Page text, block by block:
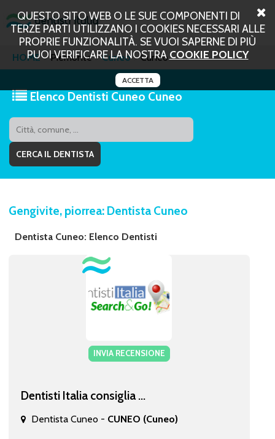
QUESTO SITO WEB O LE SUE COMPONENTI DI
TERZE PARTI UTILIZZANO I COOKIES NECESSARI ALLE
PROPRIE FUNZIONALITÀ. SE VUOI SAPERNE DI PIÙ
PUOI VERIFICARE LA NOSTRACOOKIE POLICY
ACCETTA
HOME Piemonte Cuneo Cuneo
Elenco Dentisti Cuneo Cuneo
Gengivite, piorrea: Dentista Cuneo
Dentista Cuneo: Elenco Dentisti
INVIA RECENSIONE
Dentisti Italia consiglia ...
Dentista Cuneo - CUNEO (Cuneo)